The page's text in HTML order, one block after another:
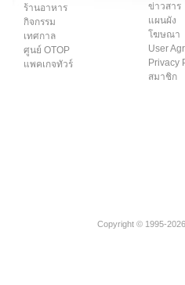
ร้านอาหาร
กิจกรรม
เทศกาล
ศูนย์ OTOP
แพคเกจทัวร์
ข่าวสาร
แผนผัง
โฆษณา
User
Privacy
สมาชิก
Copyright © 1995-